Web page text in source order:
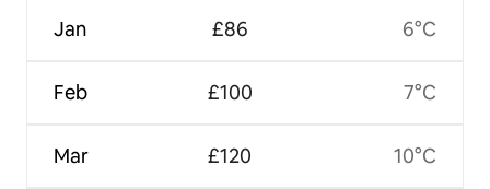
Jan
Feb
Mar
£86
£100
£120
6°C
7°C
10°C